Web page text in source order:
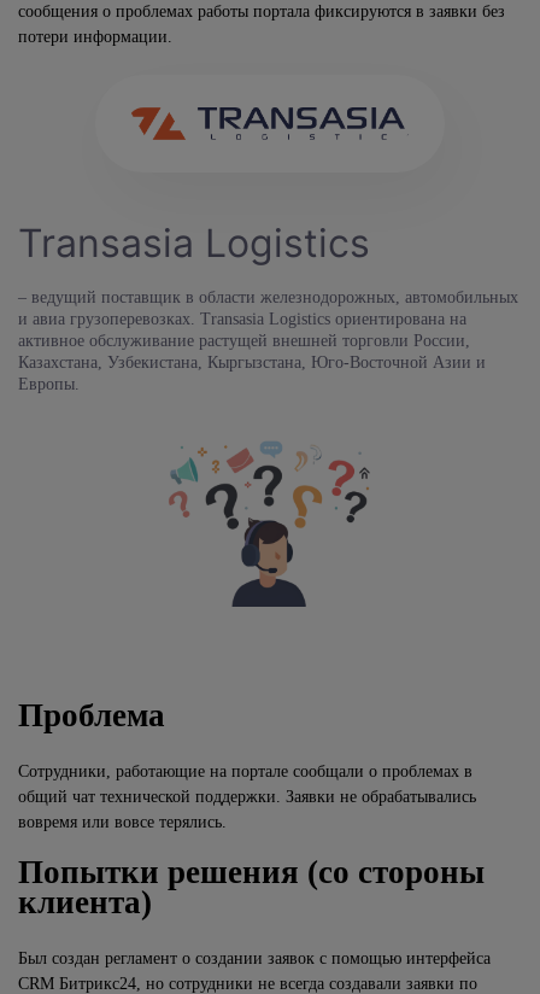
сообщения о проблемах работы портала фиксируются в заявки без
потери информации.
Transasia Logistics
– ведущий поставщик в области железнодорожных, автомобильных
и авиа грузоперевозках. Transasia Logistics ориентирована на
активное обслуживание растущей внешней торговли России,
Казахстана, Узбекистана, Кыргызстана, Юго-Восточной Азии и
Европы.
Проблема
Сотрудники, работающие на портале сообщали о проблемах в
общий чат технической поддержки. Заявки не обрабатывались
вовремя или вовсе терялись.
Попытки решения (со стороны
клиента)
Был создан регламент о создании заявок с помощью интерфейса
CRM Битрикс24, но сотрудники не всегда создавали заявки по